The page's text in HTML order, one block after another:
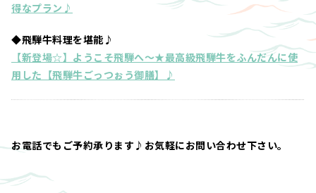
得なプラン♪
◆飛騨牛料理を堪能♪
【新登場☆】ようこそ飛騨へ～★最高級飛騨牛をふんだんに使
用した【飛騨牛ごっつぉう御膳】♪
お電話でもご予約承ります♪お気軽にお問い合わせ下さい。